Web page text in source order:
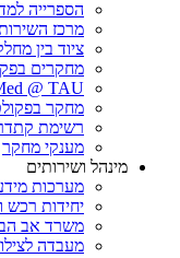
הספרייה
מרכז
ציוד בין
מחקרים
@ TAU
מחקר
רשימת
מענקי מחקר
מינהל ושירותים
מערכות
יחידות רכש
משרד אב
מעבדה